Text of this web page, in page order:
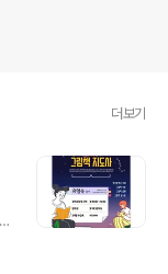
더보기